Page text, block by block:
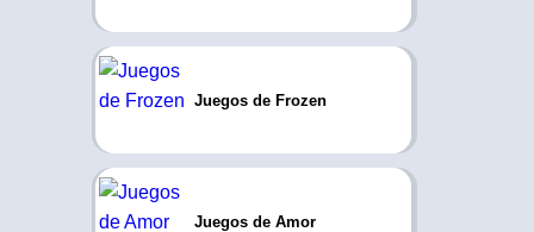
Juegos de Frozen
Juegos de Amor